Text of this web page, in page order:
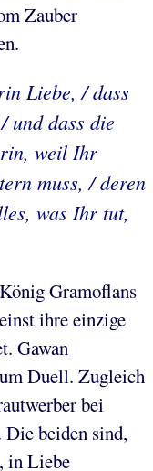
Zauber
Liebe, / dass
und dass die
weil Ihr
muss, / deren
was Ihr tut,
Gramoflans
ihre einzige
Gawan
Duell. Zugleich
bei
beiden sind,
in Liebe